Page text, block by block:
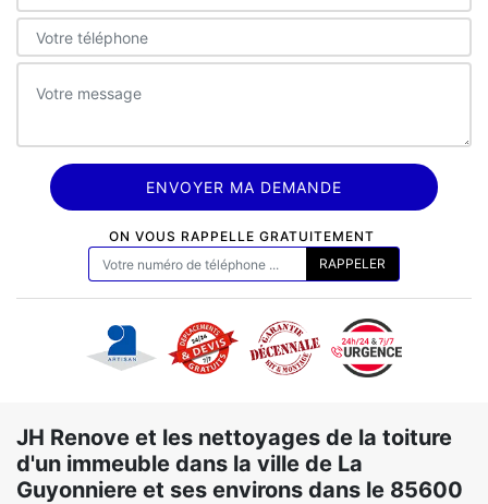
ON VOUS RAPPELLE GRATUITEMENT
JH Renove et les nettoyages de la toiture
d'un immeuble dans la ville de La
Guyonniere et ses environs dans le 85600